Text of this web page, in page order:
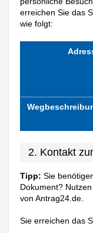
erreichen Sie das
wie folgt:
2. Kontakt
Tipp: Sie
Dokument?
von Antrag24.de.
Sie erreichen das